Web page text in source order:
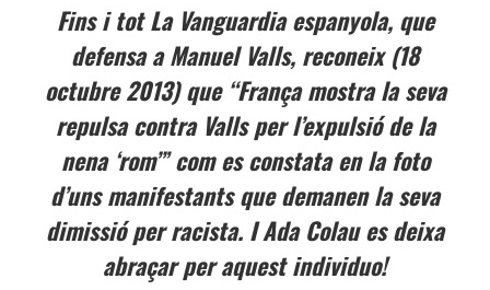
Fins i tot La Vanguardia espanyola, que
defensa a Manuel Valls, reconeix (18
octubre 2013) que “França mostra la seva
repulsa contra Valls per l’expulsió de la
nena ‘rom’” com es constata en la foto
d’uns manifestants que demanen la seva
dimissió per racista. I Ada Colau es deixa
abraçar per aquest individuo!